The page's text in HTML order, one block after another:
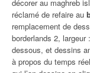
décorer au maghreb
réclamé de refaire au
remplacement de
borderlands 2,
dessous, et dessins
à propos du temps